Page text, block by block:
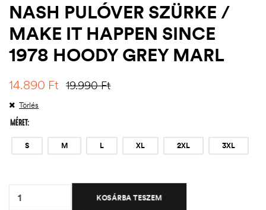
NASH PULÓVER SZÜRKE /
MAKE IT HAPPEN SINCE
1978 HOODY GREY MARL
19.990Ft
14.890 Ft
MÉRET
S M L XL 2XL 3XL
Törlés
KOSÁRBA TESZEM